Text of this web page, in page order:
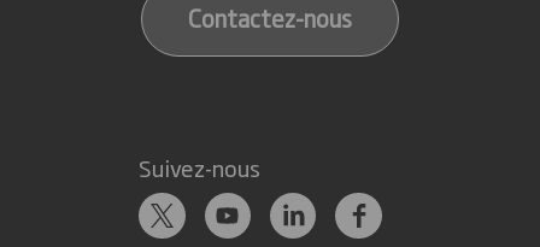
Contactez-nous
Suivez-nous